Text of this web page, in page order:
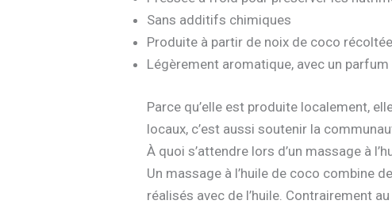
Sans additifs chimiques
Produite à partir de noix de coco
Légèrement aromatique, avec un
Parce qu’elle est produite localement,
locaux, c’est aussi soutenir la
À quoi s’attendre lors d’un massage à
Un massage à l’huile de coco combine
réalisés avec de l’huile. Contrairement